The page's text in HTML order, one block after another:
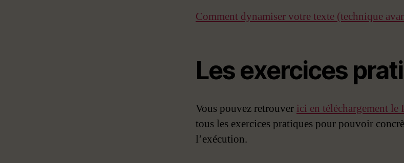
Comment dynamiser votre texte (technique
Les exercices
Vous pouvez retrouver ici en téléchargement le
tous les exercices pratiques pour pouvoir
l’exécution.